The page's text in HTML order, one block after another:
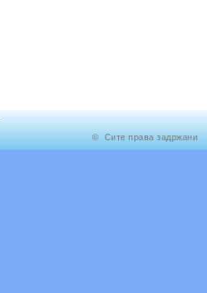
© Сите права задржани